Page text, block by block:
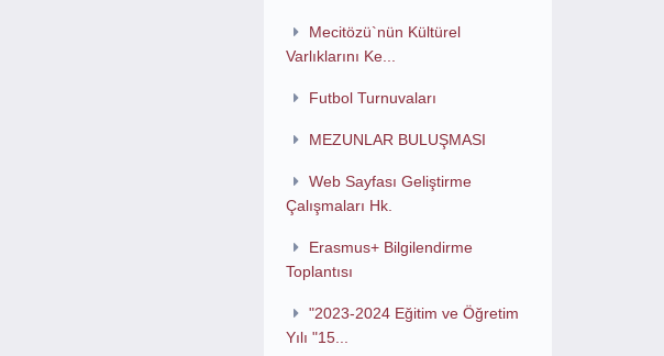
Mecitözü`nün Kültürel
Varlıklarını Ke...
Futbol Turnuvaları
MEZUNLAR BULUŞMASI
Web Sayfası Geliştirme
Çalışmaları Hk.
Erasmus+ Bilgilendirme
Toplantısı
"2023-2024 Eğitim ve Öğretim
Yılı "15...